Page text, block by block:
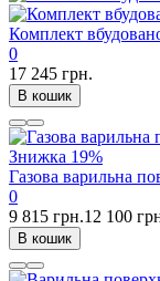
Комплект
0
17 245 грн.
В кошик
Знижка 19%
Газова варильна
0
9 815 грн.12 100
В кошик